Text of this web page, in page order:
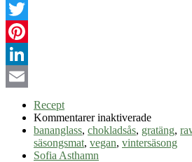
Facebook
Twitter
Pinterest
LinkedIn
Recept
Kommentarer inaktiveradeför
Gratäng
på
bananglass, chokladsås, gratäng,
säsongsmat, vegan, vintersäsong
Sofia Asthamn